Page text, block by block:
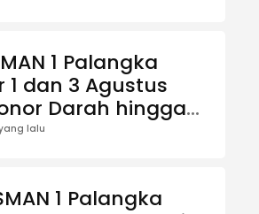
1 Palangka
1 dan 3 Agustus
Darah hingga
Doorprize
lalu
1 Palangka